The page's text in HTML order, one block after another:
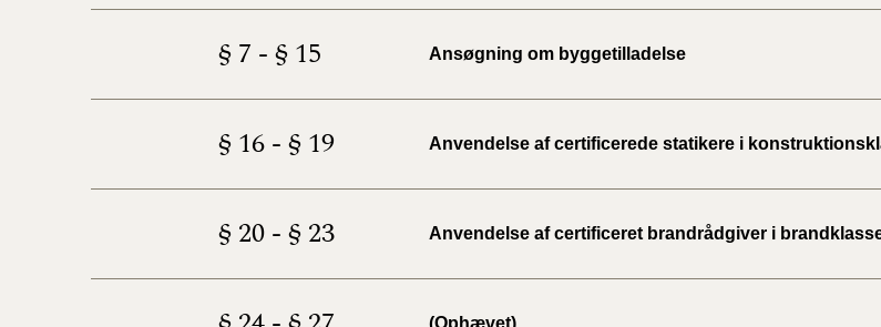
§ 7 - § 15 Ansøgning om byggetilladelse
§ 16 - § 19 Anvendelse af certificerede statikere i
§ 20 - § 23 Anvendelse af certificeret brandrådgiver i
(Ophævet)